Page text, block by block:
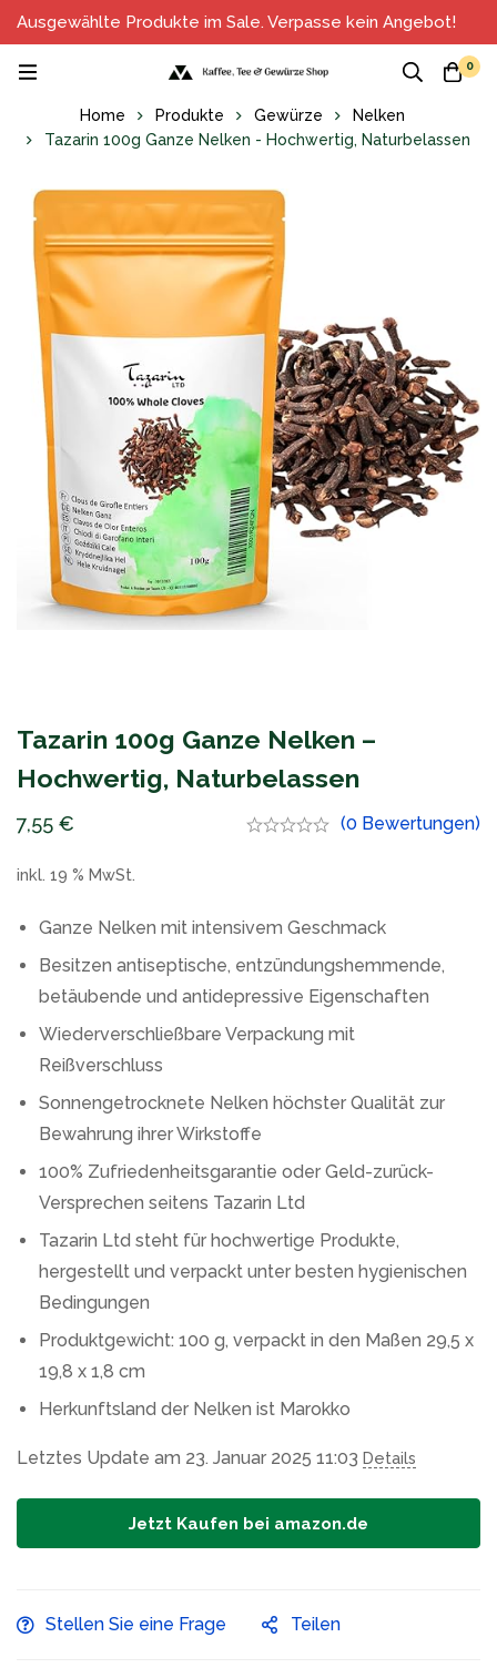
Ausgewählte Produkte im Sale. Verpasse kein Angebot!
0
Home Produkte Gewürze
Nelken
Tazarin 100g Ganze Nelken - Hochwertig, Naturbelassen
Tazarin 100g Ganze Nelken –
Hochwertig, Naturbelassen
7,55 € (0 Bewertungen)
inkl. 19 % MwSt.
Ganze Nelken mit intensivem Geschmack
Besitzen antiseptische, entzündungshemmende,
betäubende und antidepressive Eigenschaften
Wiederverschließbare Verpackung mit
Reißverschluss
Sonnengetrocknete Nelken höchster Qualität zur
Bewahrung ihrer Wirkstoffe
100% Zufriedenheitsgarantie oder Geld-zurück-
Versprechen seitens Tazarin Ltd
Tazarin Ltd steht für hochwertige Produkte,
hergestellt und verpackt unter besten hygienischen
Bedingungen
Produktgewicht: 100 g, verpackt in den Maßen 29,5 x
19,8 x 1,8 cm
Herkunftsland der Nelken ist Marokko
Letztes Update am 23. Januar 2025 11:03 Details
Jetzt Kaufen bei amazon.de
Stellen Sie eine Frage Teilen